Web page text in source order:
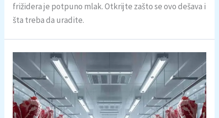
frižidera je potpuno mlak. Otkrijte zašto se ovo dešava i
šta treba da uradite.